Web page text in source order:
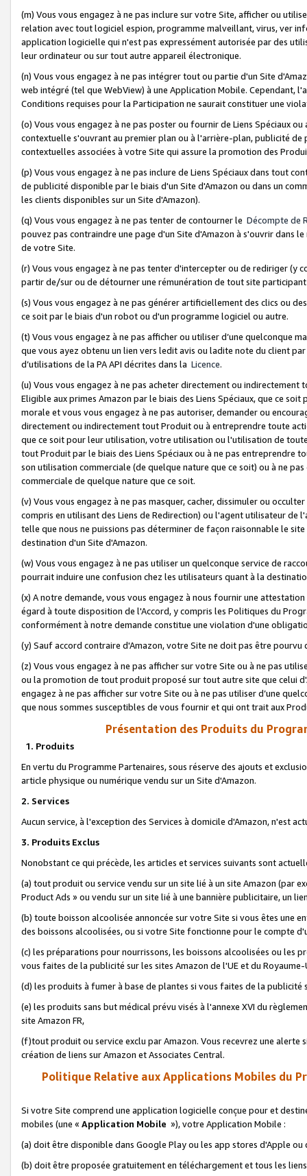
(m) Vous vous engagez à ne pas inclure sur votre Site, afficher ou
relation avec tout logiciel espion, programme malveillant, virus, ver
application logicielle qui n'est pas expressément autorisée par des
leur ordinateur ou sur tout autre appareil électronique.
(n) Vous vous engagez à ne pas intégrer tout ou partie d'un Site
web intégré (tel que WebView) à une Application Mobile. Cependant,
Conditions requises pour la Participation ne saurait constituer une
(o) Vous vous engagez à ne pas poster ou fournir de Liens Spéciaux
contextuelle s'ouvrant au premier plan ou à l'arrière-plan, publicité
contextuelles associées à votre Site qui assure la promotion des
(p) Vous vous engagez à ne pas inclure de Liens Spéciaux dans tout
de publicité disponible par le biais d'un Site d'Amazon ou dans un
les clients disponibles sur un Site d'Amazon).
(q) Vous vous engagez à ne pas tenter de contourner le Décompte de
pouvez pas contraindre une page d'un Site d'Amazon à s'ouvrir dans
de votre Site.
(r) Vous vous engagez à ne pas tenter d'intercepter ou de rediriger
partir de/sur ou de détourner une rémunération de tout site
(s) Vous vous engagez à ne pas générer artificiellement des clics ou
ce soit par le biais d'un robot ou d'un programme logiciel ou autre.
(t) Vous vous engagez à ne pas afficher ou utiliser d’une quelconque
que vous ayez obtenu un lien vers ledit avis ou ladite note du client
d’utilisations de la PA API décrites dans la Licence.
(u) Vous vous engagez à ne pas acheter directement ou
Eligible aux primes Amazon par le biais des Liens Spéciaux, que ce
morale et vous vous engagez à ne pas autoriser, demander ou
directement ou indirectement tout Produit ou à entreprendre toute
que ce soit pour leur utilisation, votre utilisation ou l'utilisation de
tout Produit par le biais des Liens Spéciaux ou à ne pas entreprendre
son utilisation commerciale (de quelque nature que ce soit) ou à ne
commerciale de quelque nature que ce soit.
(v) Vous vous engagez à ne pas masquer, cacher, dissimuler ou
compris en utilisant des Liens de Redirection) ou l'agent utilisateur
telle que nous ne puissions pas déterminer de façon raisonnable le
destination d'un Site d'Amazon.
(w) Vous vous engagez à ne pas utiliser un quelconque service de
pourrait induire une confusion chez les utilisateurs quant à la
(x) A notre demande, vous vous engagez à nous fournir une
égard à toute disposition de l'Accord, y compris les Politiques du
conformément à notre demande constitue une violation d'une
(y) Sauf accord contraire d'Amazon, votre Site ne doit pas être
(z) Vous vous engagez à ne pas afficher sur votre Site ou à ne pas
ou la promotion de tout produit proposé sur tout autre site que celui
engagez à ne pas afficher sur votre Site ou à ne pas utiliser d’une
que nous sommes susceptibles de vous fournir et qui ont trait aux
Présentation des Produits du
1. Produits
En vertu du Programme Partenaires, sous réserve des ajouts et
article physique ou numérique vendu sur un Site d'Amazon.
2. Services
Aucun service, à l'exception des Services à domicile d'Amazon, n'est
3. Produits Exclus
Nonobstant ce qui précède, les articles et services suivants sont
(a) tout produit ou service vendu sur un site lié à un site Amazon (par
Product Ads » ou vendu sur un site lié à une bannière publicitaire, un
(b) toute boisson alcoolisée annoncée sur votre Site si vous êtes une
des boissons alcoolisées, ou si votre Site fonctionne pour le compte
(c) les préparations pour nourrissons, les boissons alcoolisées ou les
vous faites de la publicité sur les sites Amazon de l'UE et du Royaume-
(d) les produits à fumer à base de plantes si vous faites de la publicité
(e) les produits sans but médical prévu visés à l'annexe XVI du
site Amazon FR,
(f)tout produit ou service exclu par Amazon. Vous recevrez une alerte
création de liens sur Amazon et Associates Central.
Politique Relative aux Applications Mobiles du
Si votre Site comprend une application logicielle conçue pour et
mobiles (une « Application Mobile »), votre Application Mobile :
(a) doit être disponible dans Google Play ou les app stores d'Apple ou
(b) doit être proposée gratuitement en téléchargement et tous les